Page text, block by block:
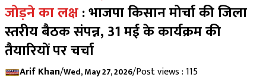
जोड़ने का लक्ष: भाजपा किसान मोर्चा की जिला
स्तरीय बैठक संपन्न, 31 मई के कार्यक्रम की
तैयारियों पर चर्चा
Arif Khan/Wed, May 27, 2026/Post views : 115